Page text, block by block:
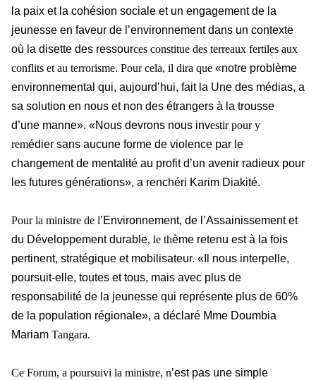
la paix et la cohésion sociale et un engagement de la
jeunesse en faveur de l’environnement dans un contexte
où la disette des ressources constitue des terreaux fertiles aux
conflits et au terrorisme. Pour cela, il dira que «notre problème
environnemental qui, aujourd’hui, fait la Une des médias, a
sa solution en nous et non des étrangers à la trousse
d’une manne». «Nous devrons nous investir pour y
remédier sans aucune forme de violence par le
changement de mentalité au profit d’un avenir radieux pour
les futures générations», a renchéri Karim Diakité.
Pour la ministre de l’Environnement, de l’Assainissement et
du Développement durable, le thème retenu est à la fois
pertinent, stratégique et mobilisateur. «Il nous interpelle,
poursuit-elle, toutes et tous, mais avec plus de
responsabilité de la jeunesse qui représente plus de 60%
de la population régionale», a déclaré Mme Doumbia
Mariam Tangara.
Ce Forum, a poursuivi la ministre, n’est pas une simple